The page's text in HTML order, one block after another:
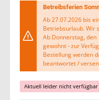
Betreibsferien
Ab 27.07.2026 bis
Betriebsurlaub. Wir
Ab Donnerstag, den
gewohnt - zur
Bestellung werden
beantwortet /
Aktuell leider nicht verfügbar